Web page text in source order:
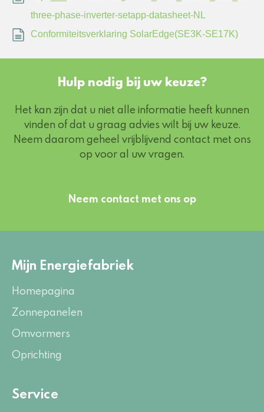
three-phase-inverter-setapp-datasheet-NL
Conformiteitsverklaring SolarEdge(SE3K-SE17K)
Hulp nodig bij uw keuze?
Het kan zijn dat u niet alle informatie heeft kunnen
vinden of dat u graag advies wilt bij uw keuze.
Neem daarom geheel vrijblijvend contact met ons
op voor al uw vragen.
Neem contact met ons op
Mijn Energiefabriek
Homepagina
Zonnepanelen
Omvormers
Oprichting
Service